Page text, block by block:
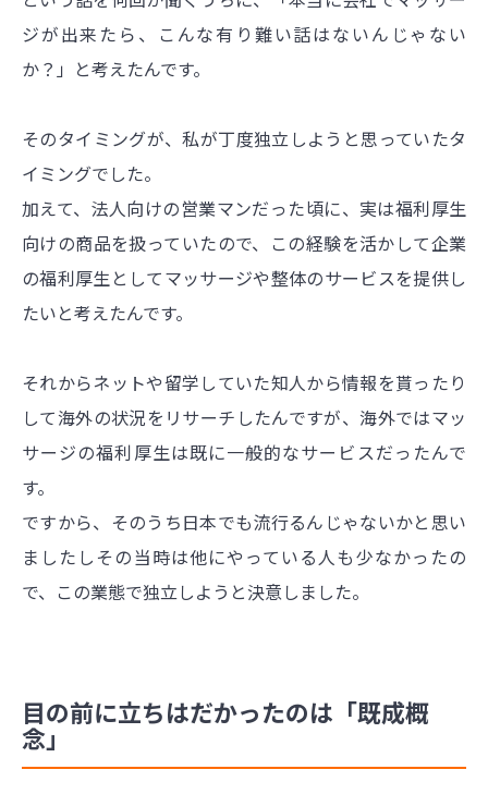
ジが出来たら、こんな有り難い話はないんじゃない
か？」と考えたんです。
そのタイミングが、私が丁度独立しようと思っていたタ
イミングでした。
加えて、法人向けの営業マンだった頃に、実は福利厚生
向けの商品を扱っていたので、この経験を活かして企業
の福利厚生としてマッサージや整体のサービスを提供し
たいと考えたんです。
それからネットや留学していた知人から情報を貰ったり
して海外の状況をリサーチしたんですが、海外ではマッ
サージの福利厚生は既に一般的なサービスだったんで
す。
ですから、そのうち日本でも流行るんじゃないかと思い
ましたしその当時は他にやっている人も少なかったの
で、この業態で独立しようと決意しました。
目の前に立ちはだかったのは「既成概
念」